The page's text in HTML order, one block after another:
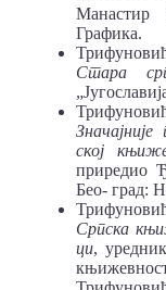
Графика.
Стара
ској
приредио
Бео- град:
Српска
ци,